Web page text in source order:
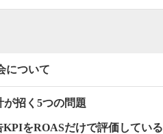
について
招く5つの問題
KPIをROASだけで評価している